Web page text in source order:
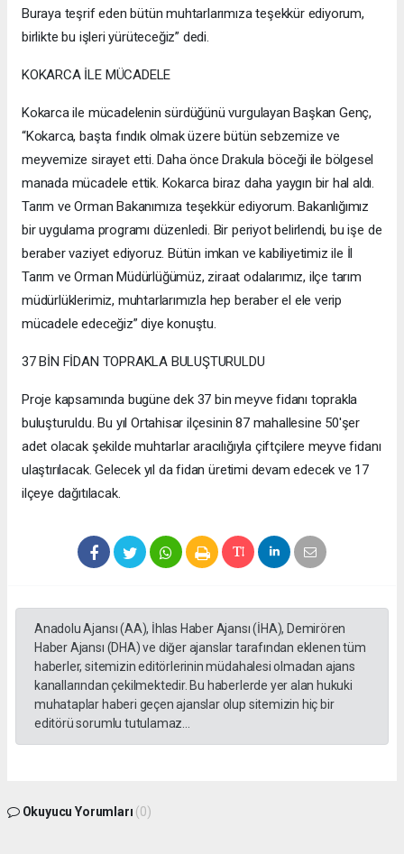
Buraya teşrif eden bütün muhtarlarımıza teşekkür ediyorum,
birlikte bu işleri yürüteceğiz” dedi.
KOKARCA İLE MÜCADELE
Kokarca ile mücadelenin sürdüğünü vurgulayan Başkan Genç,
“Kokarca, başta fındık olmak üzere bütün sebzemize ve
meyvemize sirayet etti. Daha önce Drakula böceği ile bölgesel
manada mücadele ettik. Kokarca biraz daha yaygın bir hal aldı.
Tarım ve Orman Bakanımıza teşekkür ediyorum. Bakanlığımız
bir uygulama programı düzenledi. Bir periyot belirlendi, bu işe de
beraber vaziyet ediyoruz. Bütün imkan ve kabiliyetimiz ile İl
Tarım ve Orman Müdürlüğümüz, ziraat odalarımız, ilçe tarım
müdürlüklerimiz, muhtarlarımızla hep beraber el ele verip
mücadele edeceğiz” diye konuştu.
37 BİN FİDAN TOPRAKLA BULUŞTURULDU
Proje kapsamında bugüne dek 37 bin meyve fidanı toprakla
buluşturuldu. Bu yıl Ortahisar ilçesinin 87 mahallesine 50'şer
adet olacak şekilde muhtarlar aracılığıyla çiftçilere meyve fidanı
ulaştırılacak. Gelecek yıl da fidan üretimi devam edecek ve 17
ilçeye dağıtılacak.
Anadolu Ajansı (AA), İhlas Haber Ajansı (İHA), Demirören
Haber Ajansı (DHA) ve diğer ajanslar tarafından eklenen tüm
haberler, sitemizin editörlerinin müdahalesi olmadan ajans
kanallarından çekilmektedir. Bu haberlerde yer alan hukuki
muhataplar haberi geçen ajanslar olup sitemizin hiç bir
editörü sorumlu tutulamaz...
Okuyucu Yorumları (0)